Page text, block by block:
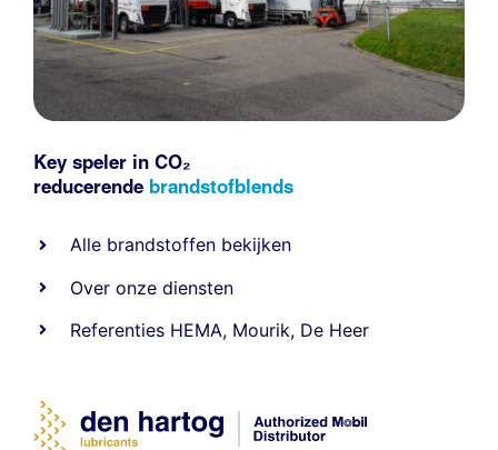
Key speler in CO₂
reducerende brandstofblends
Alle brandstoffen bekijken
Over onze diensten
Referenties HEMA, Mourik, De Heer